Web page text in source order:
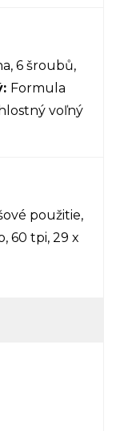
6 šroubů,
Formula
voľný
použitie,
60 tpi, 29 x